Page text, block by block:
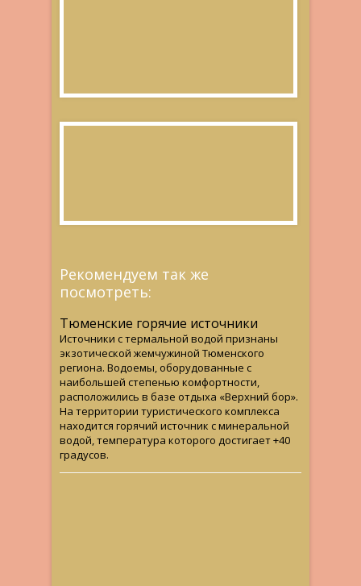
Рекомендуем так же
посмотреть:
Тюменские горячие источники
Источники с термальной водой признаны
экзотической жемчужиной Тюменского
региона. Водоемы, оборудованные с
наибольшей степенью комфортности,
расположились в базе отдыха «Верхний бор».
На территории туристического комплекса
находится горячий источник с минеральной
водой, температура которого достигает +40
градусов.